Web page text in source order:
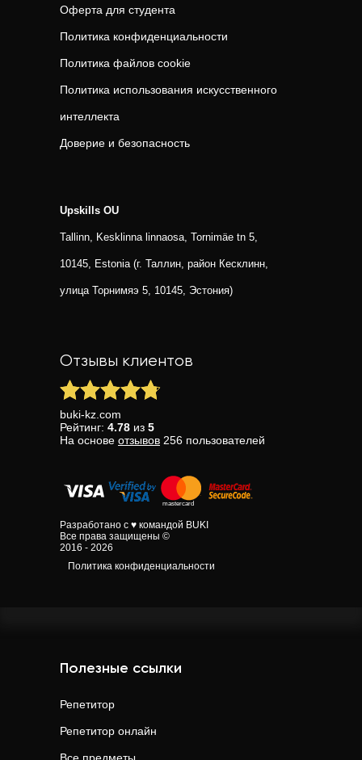
Оферта для студента
Политика конфиденциальности
Политика файлов cookie
Политика использования искусственного
интеллекта
Доверие и безопасность
Upskills OU
Tallinn, Kesklinna linnaosa, Tornimäe tn 5,
10145, Estonia (г. Таллин, район Кесклинн,
улица Торнимяэ 5, 10145, Эстония)
Отзывы клиентов
buki-kz.com
Рейтинг: 4.78 из 5
На основе отзывов 256 пользователей
Разработано с ♥ командой BUKI
Все права защищены ©
2016 - 2026
Политика конфиденциальности
Полезные ссылки
Репетитор
Репетитор онлайн